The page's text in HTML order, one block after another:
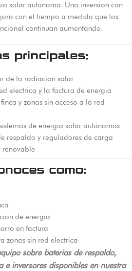
solar autonomo. Una inversion con
con el tiempo a medida que los
continuan aumentando.
principales:
de la radiacion solar
electrica y la factura de energia
y zonas sin acceso a la red
de energia solar autonomos
respaldo y reguladores de carga
renovable
como:
de energia
en factura
zonas sin red electrica
sobre baterias de respaldo,
e inversores disponibles en nuestra